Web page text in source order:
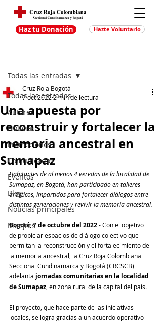
Haz tu Donación Hazte Voluntario
Todas las entradas
Autores
Noticias
Promociones
Comunicados
Eventos
Blog
Noticias principales
Muejres
Todas las entradas
Una apuesta por
reconstruir y fortalecer la
memoria ancestral en
Sumapaz
Cruz Roja Bogotá
7 oct 20222 min de lectura
Habitantes de al menos 4 veredas de la localidad de
Sumapaz, en Bogotá, han participado en talleres
artísticos, impartidos para fortalecer diálogos entre
distintas generaciones y revivir la memoria ancestral.
Bogotá, 7 de octubre del 2022 - Con el objetivo
de propiciar espacios de diálogo colectivo que
permitan la reconstrucción y el fortalecimiento de
la memoria ancestral, la Cruz Roja Colombiana
Seccional Cundinamarca y Bogotá (CRCSCB)
adelanta jornadas comunitarias en la localidad
de Sumapaz , en zona rural de la capital del país.
El proyecto, que hace parte de las iniciativas
locales, se logra gracias a un acuerdo operativo